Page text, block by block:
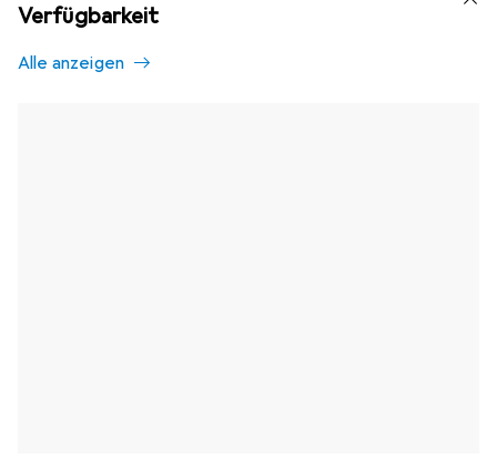
Verfügbarkeit
Alle anzeigen